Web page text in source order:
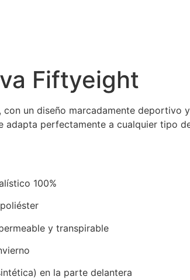
Fiftyeight
con un diseño marcadamente deportivo
adapta perfectamente a cualquier tipo
100%
y transpirable
en la parte delantera